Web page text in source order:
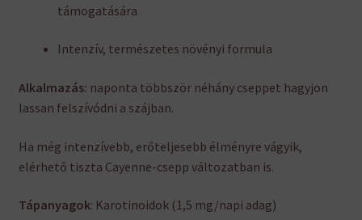
támogatására
Intenzív, természetes növényi formula
Alkalmazás: naponta többször néhány cseppet hagyjon
lassan felszívódni a szájban.
Ha még intenzívebb, erőteljesebb élményre vágyik,
elérhető tiszta Cayenne-csepp változatban is.
Tápanyagok: Karotinoidok (1,5 mg/napi adag)